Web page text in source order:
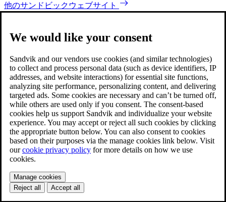
他のサンドビックウェブサイト
We would like your consent
Sandvik and our vendors use cookies (and similar technologies)
to collect and process personal data (such as device identifiers, IP
addresses, and website interactions) for essential site functions,
analyzing site performance, personalizing content, and delivering
targeted ads. Some cookies are necessary and can’t be turned off,
while others are used only if you consent. The consent-based
cookies help us support Sandvik and individualize your website
experience. You may accept or reject all such cookies by clicking
the appropriate button below. You can also consent to cookies
based on their purposes via the manage cookies link below. Visit
ourcookie privacy policy for more details on how we use
cookies.
Manage cookies
Reject all
Accept all